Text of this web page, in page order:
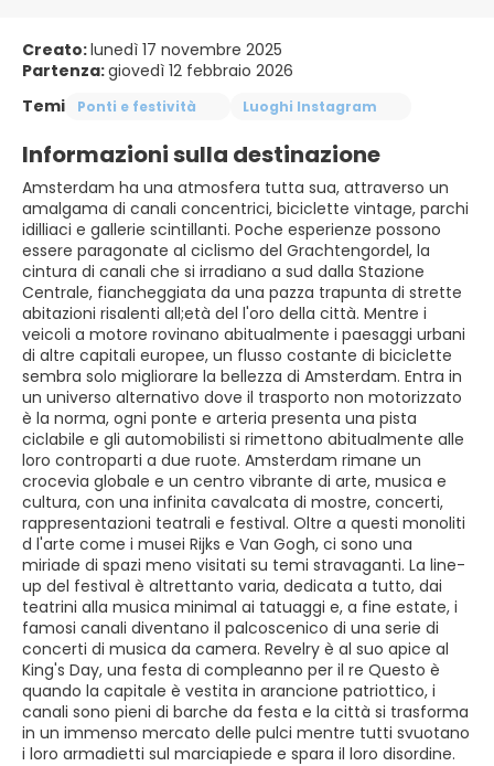
Creato:lunedì 17 novembre 2025
Partenza:giovedì 12 febbraio 2026
Temi
Ponti e festività Luoghi Instagram
Informazioni sulla destinazione
Amsterdam ha una atmosfera tutta sua, attraverso un
amalgama di canali concentrici, biciclette vintage, parchi
idilliaci e gallerie scintillanti. Poche esperienze possono
essere paragonate al ciclismo del Grachtengordel, la
cintura di canali che si irradiano a sud dalla Stazione
Centrale, fiancheggiata da una pazza trapunta di strette
abitazioni risalenti all;età del l'oro della città. Mentre i
veicoli a motore rovinano abitualmente i paesaggi urbani
di altre capitali europee, un flusso costante di biciclette
sembra solo migliorare la bellezza di Amsterdam. Entra in
un universo alternativo dove il trasporto non motorizzato
è la norma, ogni ponte e arteria presenta una pista
ciclabile e gli automobilisti si rimettono abitualmente alle
loro controparti a due ruote. Amsterdam rimane un
crocevia globale e un centro vibrante di arte, musica e
cultura, con una infinita cavalcata di mostre, concerti,
rappresentazioni teatrali e festival. Oltre a questi monoliti
d l'arte come i musei Rijks e Van Gogh, ci sono una
miriade di spazi meno visitati su temi stravaganti. La line-
up del festival è altrettanto varia, dedicata a tutto, dai
teatrini alla musica minimal ai tatuaggi e, a fine estate, i
famosi canali diventano il palcoscenico di una serie di
concerti di musica da camera. Revelry è al suo apice al
King's Day, una festa di compleanno per il re Questo è
quando la capitale è vestita in arancione patriottico, i
canali sono pieni di barche da festa e la città si trasforma
in un immenso mercato delle pulci mentre tutti svuotano
i loro armadietti sul marciapiede e spara il loro disordine.